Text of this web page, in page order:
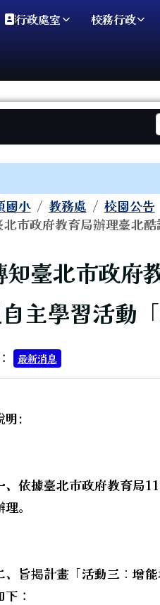
行政處室 校務行政
的替代閱讀內容。
區域
國小 教務處
校園公告
北市政府教育局辦理臺北
上頁
知臺北市政府
主學習活動
最新消息
明:
、依據臺北市政府教育局
。
、旨揭計畫「活動三︰增
下：